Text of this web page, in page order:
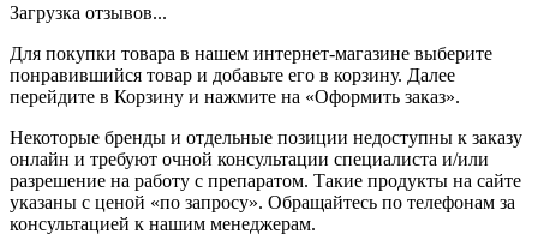
Загрузка отзывов...
Для покупки товара в нашем интернет-магазине выберите
понравившийся товар и добавьте его в корзину. Далее
перейдите в Корзину и нажмите на «Оформить заказ».
Некоторые бренды и отдельные позиции недоступны к заказу
онлайн и требуют очной консультации специалиста и/или
разрешение на работу с препаратом. Такие продукты на сайте
указаны с ценой «по запросу». Обращайтесь по телефонам за
консультацией к нашим менеджерам.